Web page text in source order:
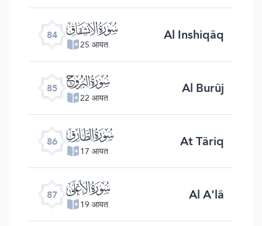
84 ﰁ
25 आयत Al Inshiqâq
85 ﰂ
22 आयत Al Burûj
86 ﰃ
17 आयत At Târiq
87 ﰄ
19 आयत Al A'lâ